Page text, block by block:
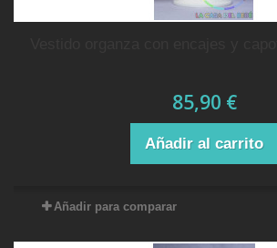
85,90 €
Añadir al carrito
Añadir para comparar